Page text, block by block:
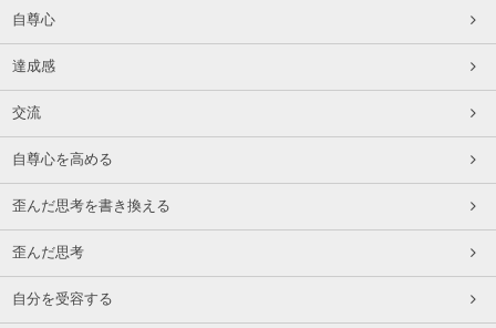
自尊心
達成感
交流
自尊心を高める
歪んだ思考を書き換える
歪んだ思考
自分を受容する